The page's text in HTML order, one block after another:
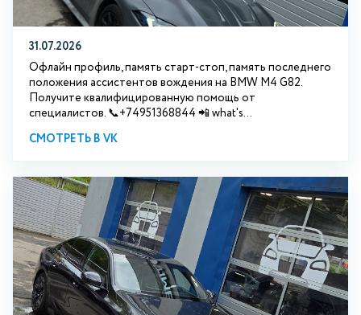
31.07.2026
Офлайн профиль, память старт-стоп, память последнего
положения ассистентов вождения на BMW М4 G82.
Получите квалифицированную помощь от
специалистов. 📞+74951368844 📲 what's...
СМОТРЕТЬ В VK